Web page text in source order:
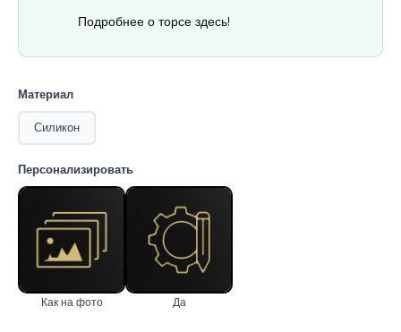
Подробнее о торсе здесь!
Материал
Силикон
Персонализировать
Как на фото Да